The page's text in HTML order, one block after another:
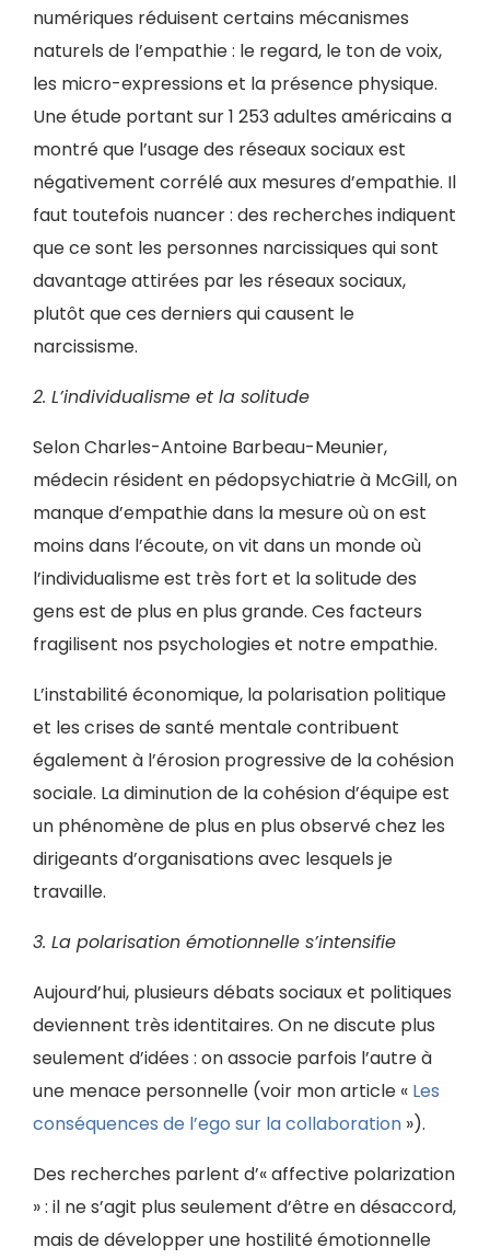
numériques réduisent certains mécanismes
naturels de l’empathie : le regard, le ton de voix,
les micro-expressions et la présence physique.
Une étude portant sur 1 253 adultes américains a
montré que l’usage des réseaux sociaux est
négativement corrélé aux mesures d’empathie. Il
faut toutefois nuancer : des recherches indiquent
que ce sont les personnes narcissiques qui sont
davantage attirées par les réseaux sociaux,
plutôt que ces derniers qui causent le
narcissisme.
2. L’individualisme et la solitude
Selon Charles-Antoine Barbeau-Meunier,
médecin résident en pédopsychiatrie à McGill, on
manque d’empathie dans la mesure où on est
moins dans l’écoute, on vit dans un monde où
l’individualisme est très fort et la solitude des
gens est de plus en plus grande. Ces facteurs
fragilisent nos psychologies et notre empathie.
L’instabilité économique, la polarisation politique
et les crises de santé mentale contribuent
également à l’érosion progressive de la cohésion
sociale. La diminution de la cohésion d’équipe est
un phénomène de plus en plus observé chez les
dirigeants d’organisations avec lesquels je
travaille.
3. La polarisation émotionnelle s’intensifie
Aujourd’hui, plusieurs débats sociaux et politiques
deviennent très identitaires. On ne discute plus
seulement d’idées : on associe parfois l’autre à
une menace personnelle (voir mon article « Les
conséquences de l’ego sur la collaboration »).
Des recherches parlent d’« affective polarization
» : il ne s’agit plus seulement d’être en désaccord,
mais de développer une hostilité émotionnelle